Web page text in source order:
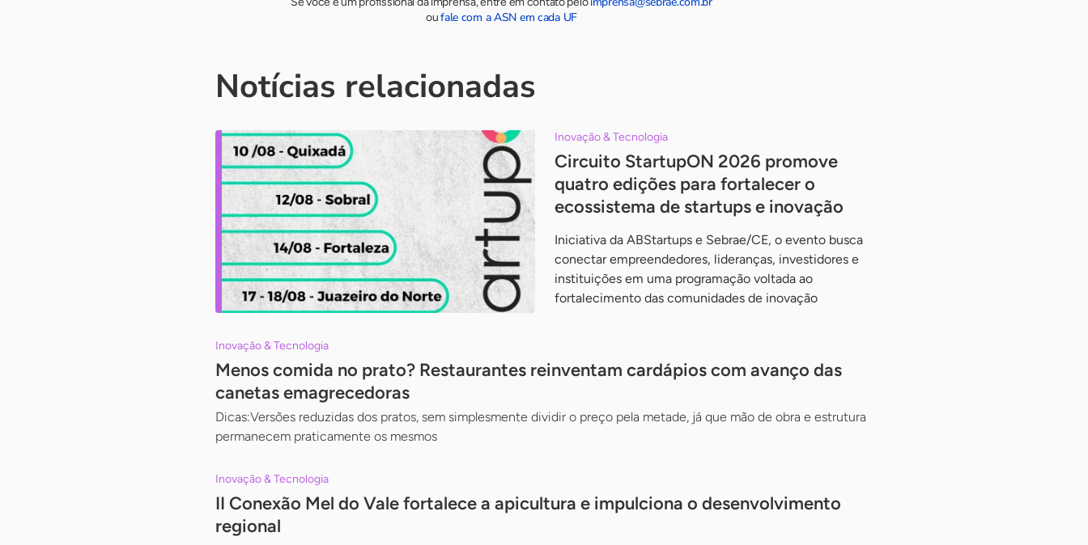
oufale com a ASN em cada UF
Notícias relacionadas
Inovação & Tecnologia
Circuito StartupON 2026 promove
quatro edições para fortalecer o
ecossistema de startups e inovação
Iniciativa da ABStartups e Sebrae/CE, o evento busca
conectar empreendedores, lideranças, investidores e
instituições em uma programação voltada ao
fortalecimento das comunidades de inovação
Inovação & Tecnologia
Menos comida no prato? Restaurantes reinventam cardápios com avanço das
canetas emagrecedoras
Dicas:Versões reduzidas dos pratos, sem simplesmente dividir o preço pela metade, já que mão de obra e estrutura
permanecem praticamente os mesmos
Inovação & Tecnologia
II Conexão Mel do Vale fortalece a apicultura e impulciona o desenvolvimento
regional